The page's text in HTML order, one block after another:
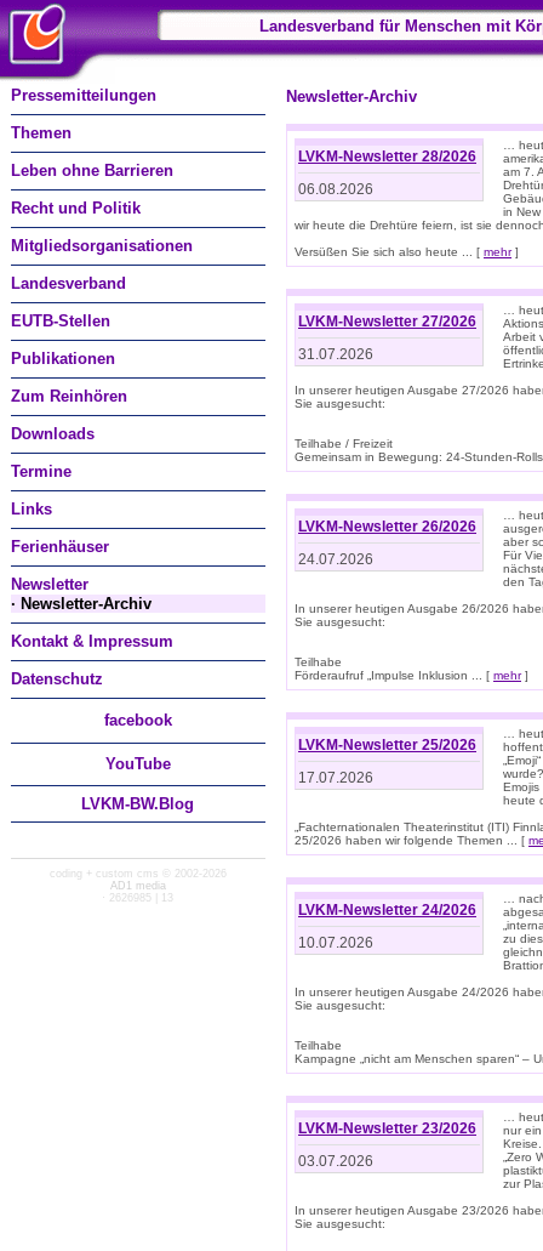
Landesverband für Menschen mit
Pressemitteilungen
Themen
Leben ohne Barrieren
Recht und Politik
Mitgliedsorganisationen
Landesverband
EUTB-Stellen
Publikationen
Zum Reinhören
Downloads
Termine
Links
Ferienhäuser
Newsletter
· Newsletter-Archiv
Kontakt & Impressum
Datenschutz
facebook
YouTube
LVKM-BW.Blog
coding + custom cms © 2002-2026
AD1 media
· 2626985 | 13
Newsletter-Archiv
LVKM-Newsletter 28/2026
06.08.2026
…
am 7.
in
wir heute die Drehtüre feiern, ist sie
Versüßen Sie sich also heute ... [ mehr]
LVKM-Newsletter 27/2026
31.07.2026
…
Arbeit
In unserer heutigen Ausgabe 27/2026
Sie ausgesucht:
Teilhabe / Freizeit
Gemeinsam in Bewegung: 24-Stunden-
LVKM-Newsletter 26/2026
24.07.2026
…
aber
Für
den
In unserer heutigen Ausgabe 26/2026
Sie ausgesucht:
Teilhabe
Förderaufruf „Impulse Inklusion ... [ mehr]
LVKM-Newsletter 25/2026
17.07.2026
…
Emojis
heute
„Fachternationalen Theaterinstitut (ITI)
25/2026 haben wir folgende Themen ... [
LVKM-Newsletter 24/2026
10.07.2026
…
zu
In unserer heutigen Ausgabe 24/2026
Sie ausgesucht:
Teilhabe
Kampagne „nicht am Menschen sparen“ –
LVKM-Newsletter 23/2026
03.07.2026
…
nur
„Zero
zur
In unserer heutigen Ausgabe 23/2026
Sie ausgesucht: